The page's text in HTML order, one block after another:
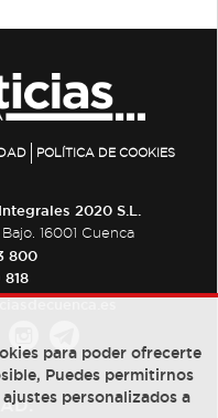
POLÍTICA DE COOKIES
2020 S.L.
16001 Cuenca
800
818
para poder ofrecerte
Puedes permitirnos
personalizados a